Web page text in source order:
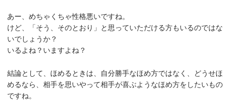
あー、めちゃくちゃ性格悪いですね。
けど、「そう、そのとおり」と思っていただける方もいるのではな
いでしょうか？
いるよね？いますよね？
結論として、ほめるときは、自分勝手なほめ方ではなく、どうせほ
めるなら、相手を思いやって相手が喜ぶようなほめ方をしたいもの
ですね。